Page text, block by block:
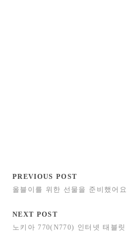
PREVIOUS POST
올블이를 위한 선물을 준비했어요
NEXT POST
노키아 770(N770) 인터넷 태블릿